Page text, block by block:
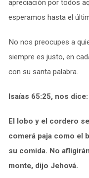
apreciación por todos
esperamos hasta el
No nos preocupes a
siempre es justo, en
con su santa palabra.
Isaías 65:25, nos dice:
El lobo y el cordero
comerá paja como el
su comida. No
monte, dijo Jehová.